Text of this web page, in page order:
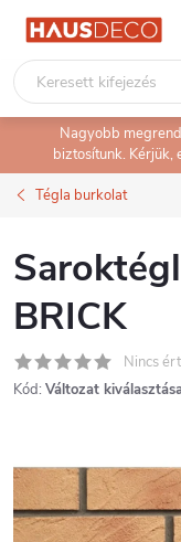
Ugrás
tartalomhoz
Nagyobb
biztosítunk. Kérjük,
Tégla burkolat
BRICK
Nincs
Kód: Változat